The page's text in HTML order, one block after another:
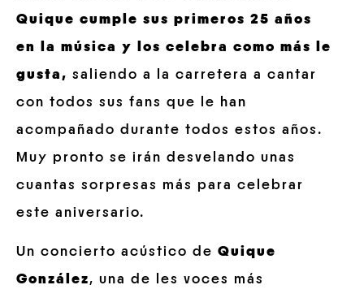
Quique cumple sus primeros 25 años
en la música y los celebra como más le
gusta, saliendo a la carretera a cantar
con todos sus fans que le han
acompañado durante todos estos años.
Muy pronto se irán desvelando unas
cuantas sorpresas más para celebrar
este aniversario.
Un concierto acústico de Quique
González, una de les voces más